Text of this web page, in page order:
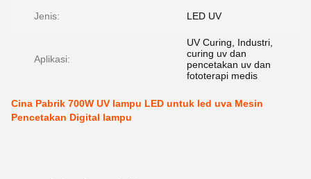
Jenis: LED UV
Aplikasi:
UV Curing, Industri,
curing uv dan
pencetakan uv dan
fototerapi medis
Cina Pabrik 700W UV lampu LED untuk led uva Mesin
Pencetakan Digital lampu